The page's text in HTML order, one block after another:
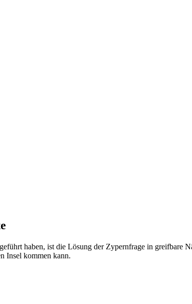
haben, ist die Lösung der Zypernfrage in greifbare
Insel kommen kann.